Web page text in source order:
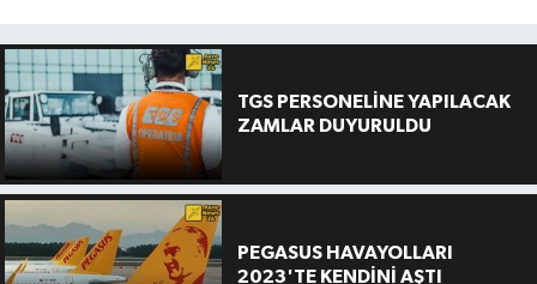
TGS PERSONELİNE YAPILACAK
ZAMLAR DUYURULDU
PEGASUS HAVAYOLLARI
2023'TE KENDİNİ AŞTI